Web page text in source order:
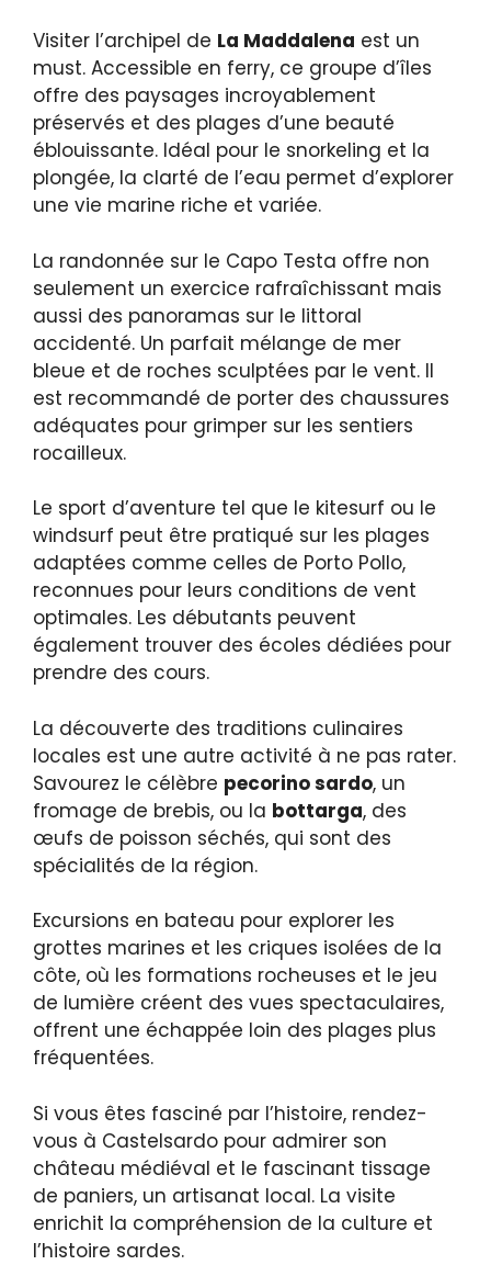
Visiter l’archipel de La Maddalena est un
must. Accessible en ferry, ce groupe d’îles
offre des paysages incroyablement
préservés et des plages d’une beauté
éblouissante. Idéal pour le snorkeling et la
plongée, la clarté de l’eau permet d’explorer
une vie marine riche et variée.
La randonnée sur le Capo Testa offre non
seulement un exercice rafraîchissant mais
aussi des panoramas sur le littoral
accidenté. Un parfait mélange de mer
bleue et de roches sculptées par le vent. Il
est recommandé de porter des chaussures
adéquates pour grimper sur les sentiers
rocailleux.
Le sport d’aventure tel que le kitesurf ou le
windsurf peut être pratiqué sur les plages
adaptées comme celles de Porto Pollo,
reconnues pour leurs conditions de vent
optimales. Les débutants peuvent
également trouver des écoles dédiées pour
prendre des cours.
La découverte des traditions culinaires
locales est une autre activité à ne pas rater.
Savourez le célèbre pecorino sardo, un
fromage de brebis, ou la bottarga, des
œufs de poisson séchés, qui sont des
spécialités de la région.
Excursions en bateau pour explorer les
grottes marines et les criques isolées de la
côte, où les formations rocheuses et le jeu
de lumière créent des vues spectaculaires,
offrent une échappée loin des plages plus
fréquentées.
Si vous êtes fasciné par l’histoire, rendez-
vous à Castelsardo pour admirer son
château médiéval et le fascinant tissage
de paniers, un artisanat local. La visite
enrichit la compréhension de la culture et
l’histoire sardes.